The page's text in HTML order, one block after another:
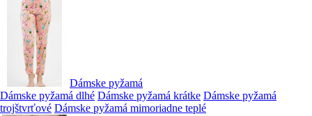
Dámske pyžamá
Dámske pyžamá dlhé Dámske pyžamá krátke Dámske pyžamá
trojštvrťové Dámske pyžamá mimoriadne teplé